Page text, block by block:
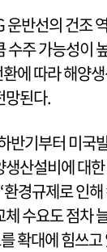
운반선의 건조
수주 가능성이
에 따라 해양
망된다.
반기부터 미국
산설비에 대
경규제로 인
수요도 점차
확대에 힘쓰